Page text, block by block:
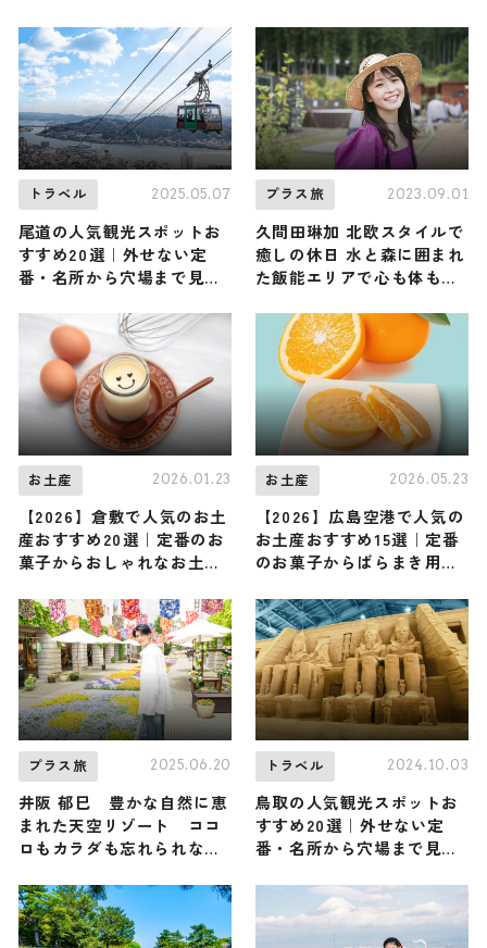
トラベル 2025.05.07
尾道の人気観光スポットお
すすめ20選｜外せない定
番・名所から穴場まで見ど
プラス旅 2023.09.01
久間田琳加 北欧スタイルで
癒しの休日 水と森に囲まれ
た飯能エリアで心も体もリ
お土産 2026.01.23
【2026】倉敷で人気のお土
産おすすめ20選｜定番のお
菓子からおしゃれなお土
紹介
お土産 2026.05.23
【2026】広島空港で人気の
お土産おすすめ15選｜定番
のお菓子からばらまき用・
プラス旅 2025.06.20
井阪 郁巳 豊かな自然に恵
まれた天空リゾート ココ
ロもカラダも忘れられない
トラベル 2024.10.03
鳥取の人気観光スポットお
すすめ20選｜外せない定
番・名所から穴場まで見ど